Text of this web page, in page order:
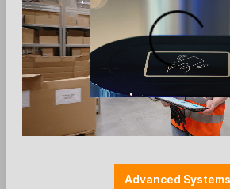
Länge: 400mm
SP2
VESA 75
VESA 75 / 100
Advanced Systems